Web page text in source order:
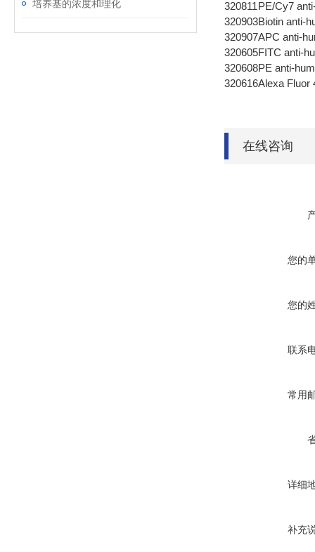
培养基的浓度和理化
320811PE/Cy7
320903Biotin anti-
320907APC anti-
320605FITC anti-
320608PE anti-
320616Alexa Fluor
在线咨询
您的
您的
联系
常用
详细
补充